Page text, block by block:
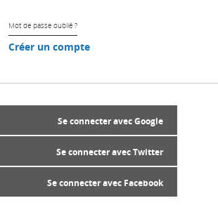
Mot de passe oublié ?
Créer un compte
Se connecter avec Google
Se connecter avec Twitter
Se connecter avec Facebook